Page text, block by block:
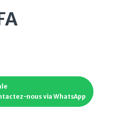
STML7SH
nous via WhatsApp